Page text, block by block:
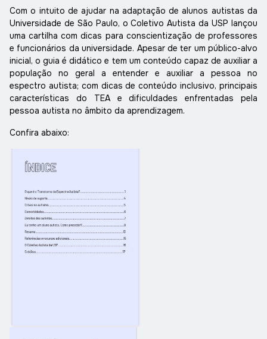
Com o intuito de ajudar na adaptação de alunos autistas da
Universidade de São Paulo, o Coletivo Autista da USP lançou
uma cartilha com dicas para conscientização de professores
e funcionários da universidade. Apesar de ter um público-alvo
inicial, o guia é didático e tem um conteúdo capaz de auxiliar a
população no geral a entender e auxiliar a pessoa no
espectro autista; com dicas de conteúdo inclusivo, principais
características do TEA e dificuldades enfrentadas pela
pessoa autista no âmbito da aprendizagem.
Confira abaixo: